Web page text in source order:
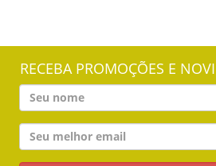
RECEBA PROMOÇÕES E